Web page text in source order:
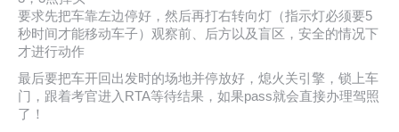
要求先把车靠左边停好，然后再打右转向灯（指示灯必须要5
秒时间才能移动车子）观察前、后方以及盲区，安全的情况下
才进行动作
最后要把车开回出发时的场地并停放好，熄火关引擎，锁上车
门，跟着考官进入RTA等待结果，如果pass就会直接办理驾照
了！